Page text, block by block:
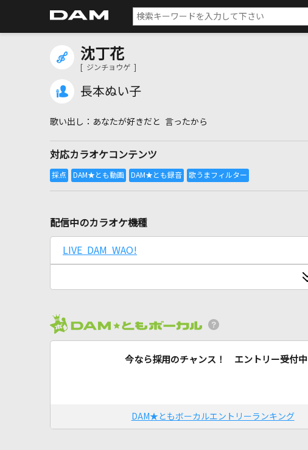
沈丁花
[ ジンチョウゲ ]
長本ぬい子
あなたが好きだと 言ったから
対応カラオケコンテンツ
配信中のカラオケ機種
LIVE DAM WAO!
今なら採用のチャンス！ エントリー受付中
DAM★ともボーカルエントリーランキング